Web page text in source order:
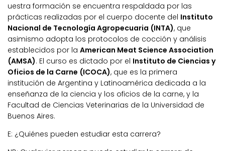
uestra formación se encuentra respaldada por las
prácticas realizadas por el cuerpo docente del Instituto
Nacional de Tecnología Agropecuaria (INTA), que
asimismo adopta los protocolos de cocción y análisis
establecidos por la American Meat Science Association
(AMSA). El curso es dictado por el Instituto de Ciencias y
Oficios de la Carne (ICOCA), que es la primera
institución de Argentina y Latinoamérica dedicada a la
enseñanza de la ciencia y los oficios de la carne, y la
Facultad de Ciencias Veterinarias de la Universidad de
Buenos Aires.
E: ¿Quiénes pueden estudiar esta carrera?